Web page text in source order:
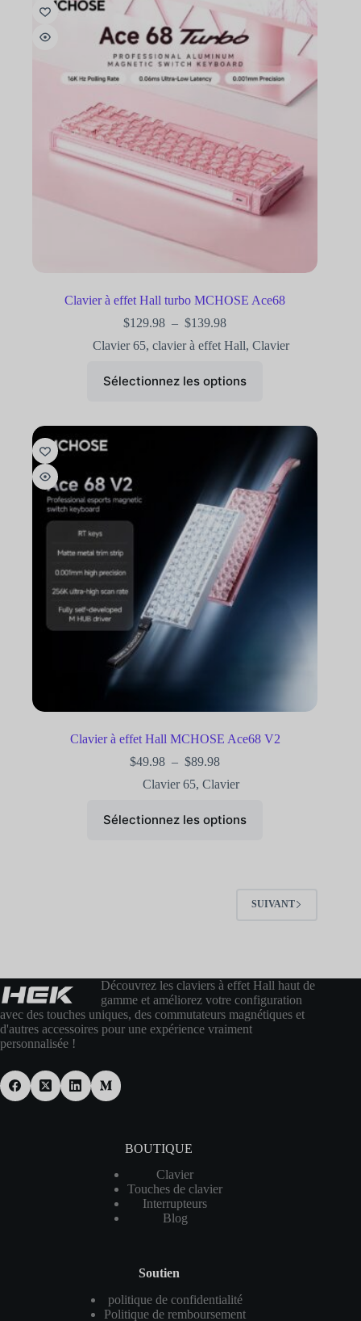
Clavier à effet Hall turbo MCHOSE Ace68
$129.98 – $139.98
Clavier 65,clavier à effet Hall,Clavier
Sélectionnez les options
Clavier à effet Hall MCHOSE Ace68 V2
$49.98 – $89.98
Clavier 65,Clavier
Sélectionnez les options
SUIVANT
Découvrez les claviers à effet Hall haut de
gamme et améliorez votre configuration
avec des touches uniques, des commutateurs magnétiques et
d'autres accessoires pour une expérience vraiment
personnalisée !
BOUTIQUE
Clavier
Touches de clavier
Interrupteurs
Blog
Soutien
politique de confidentialité
Politique de remboursement